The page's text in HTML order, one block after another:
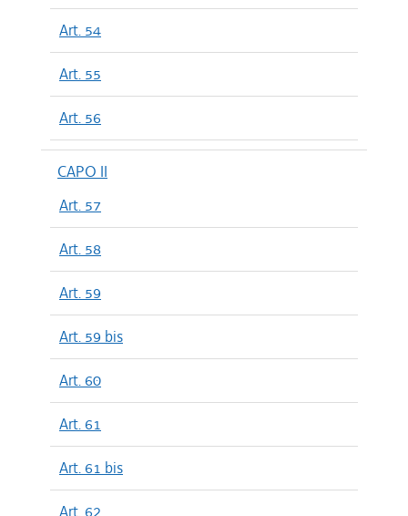
Art. 54
Art. 55
Art. 56
CAPO II
Art. 57
Art. 58
Art. 59
Art. 59 bis
Art. 60
Art. 61
Art. 61 bis
Art. 62